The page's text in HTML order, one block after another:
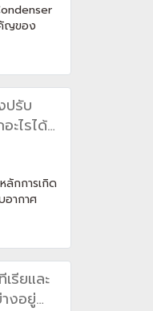
สม่ำเสมอ
ญของ
น้าที่ระบาย
ความเย็น
รสเซอร์
คอยล์ร้อน
าพมาก
เย็นเร็ว
กเท่านั้น
ล์ร้อนแอร์
และควร
ร้อน
าพ
ปรับ
ะไรได้
ลักการเกิด
อากาศ
อากาศ
ยการแลก
กทั้งมี
น ทำให้มี
เรื่องปกติ
ารทิ้ง
รียและ
งอยู่